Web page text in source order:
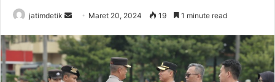
jatimdetik
n
d
a
Maret 20, 2024 19 1 minute read